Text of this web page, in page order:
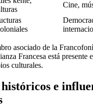
Cine,
asociado de la
Francesa está presente
culturales.
e